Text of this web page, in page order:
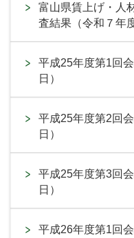
富山県賃上げ・人
査結果（令和７年
平成25年度第1回
日）
平成25年度第2回
日）
平成25年度第3回
日）
平成26年度第1回